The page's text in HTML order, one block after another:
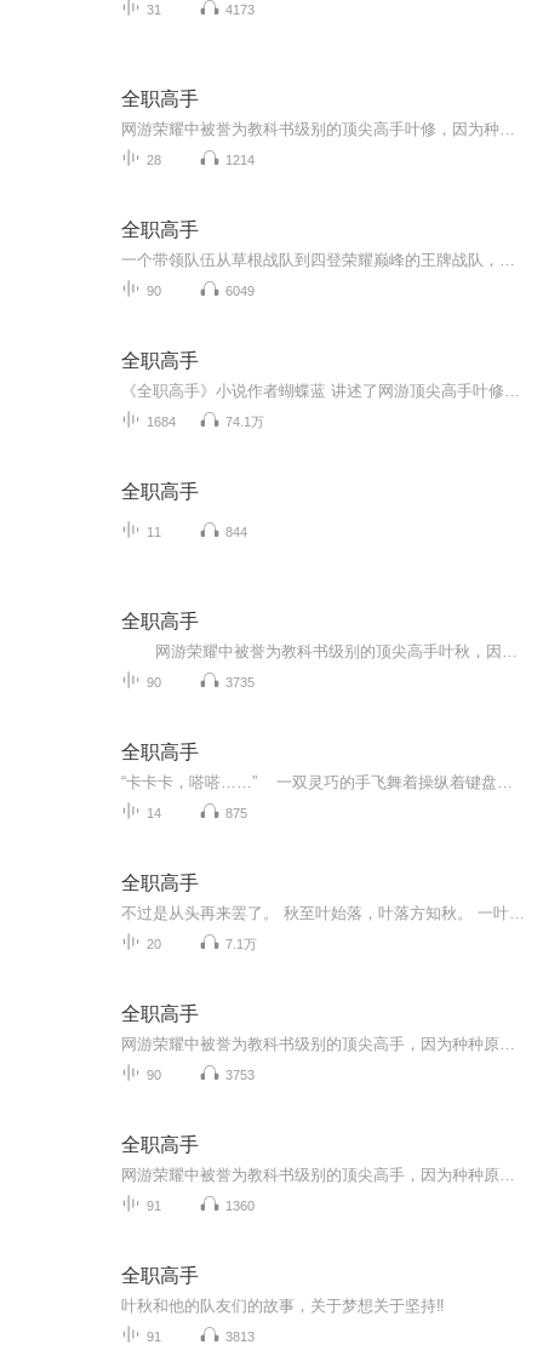
31 4173
全职高手
28 1214
全职高手
90 6049
全职高手
1684 74.1万
全职高手
11 844
全职高手
90 3735
全职高手
14 875
全职高手
20 7.1万
全职高手
90 3753
全职高手
91 1360
全职高手
叶秋和他的队友们的故事，关于梦想关于坚持‼
91 3813